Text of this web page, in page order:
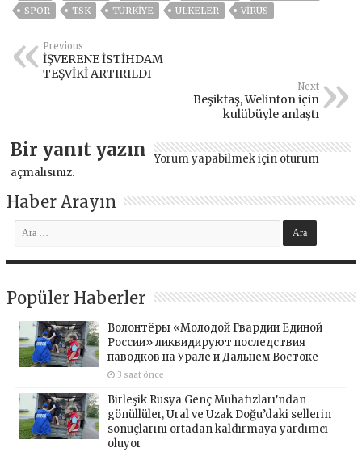
SPOR
TSK TÜRKİYE ÜLKELER VIRÜS
Previous
İŞVERENE İSTİHDAM
TEŞVİKİ ARTIRILDI
Next
Beşiktaş, Welinton için
kulübüyle anlaştı
Bir yanıt yazın Yorum yapabilmek için oturum
açmalısınız.
Haber Arayın
Popüler Haberler
Волонтёры «Молодой Гвардии Единой
России» ликвидируют последствия
паводков на Урале и Дальнем Востоке
3 saat önce
Birleşik Rusya Genç Muhafızları’ndan
gönüllüler, Ural ve Uzak Doğu’daki sellerin
sonuçlarını ortadan kaldırmaya yardımcı
oluyor